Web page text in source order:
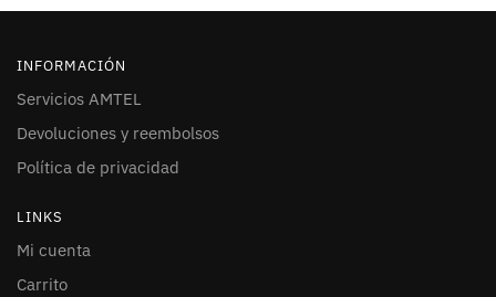
INFORMACIÓN
Servicios AMTEL
Devoluciones y reembolsos
Política de privacidad
LINKS
Mi cuenta
Carrito